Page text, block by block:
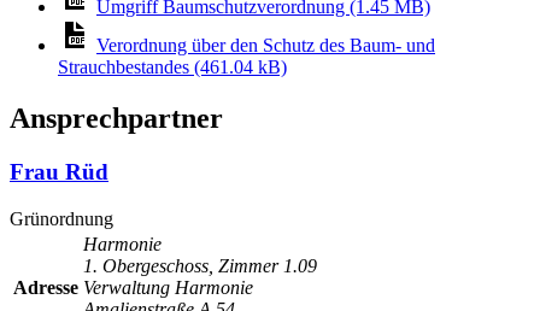
Umgriff Baumschutzverordnung (1.45 MB)
Verordnung über den Schutz des Baum- und
Strauchbestandes (461.04 kB)
Ansprechpartner
Frau Rüd
Grünordnung
Adresse
Harmonie
1. Obergeschoss, Zimmer 1.09
Verwaltung Harmonie